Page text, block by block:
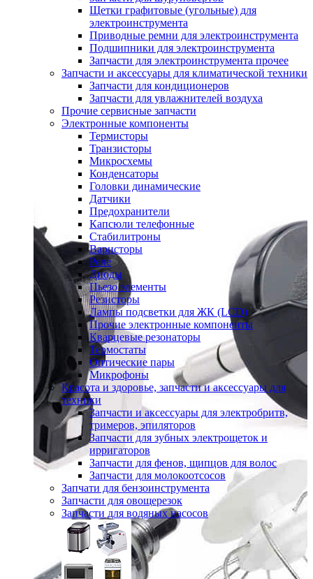
Щетки графитовые (угольные) для
электроинструмента
Приводные ремни для электроинструмента
Подшипники для электроинструмента
Запчасти для электроинструмента прочее
Запчасти и аксессуары для климатической техники
Запчасти для кондиционеров
Запчасти для увлажнителей воздуха
Прочие сервисные запчасти
Электронные компоненты
Термисторы
Транзисторы
Микросхемы
Конденсаторы
Головки динамические
Датчики
Предохранители
Капсюли телефонные
Стабилитроны
Варисторы
Реле
Диоды
Пьезо элементы
Резисторы
Лампы подсветки для ЖК (LCD)
Прочие электронные компоненты
Кварцевые резонаторы
Термостаты
Оптические пары
Микрофоны
Красота и здоровье, запчасти и аксессуары для
техники
Запчасти и аксессуары для электробритв,
тримеров, эпиляторов
Запчасти для зубных электрощеток и
ирригаторов
Запчасти для фенов, щипцов для волос
Запчасти для молокоотсосов
Запчати для бензоинструмента
Запчасти для овощерезок
Запчасти для водяных насосов